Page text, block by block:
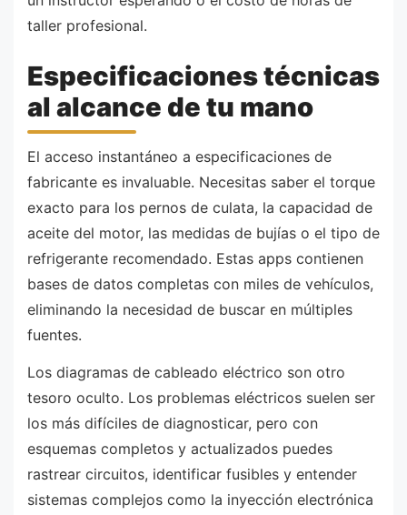
taller profesional.
Especificaciones técnicas
al alcance de tu mano
El acceso instantáneo a especificaciones de
fabricante es invaluable. Necesitas saber el torque
exacto para los pernos de culata, la capacidad de
aceite del motor, las medidas de bujías o el tipo de
refrigerante recomendado. Estas apps contienen
bases de datos completas con miles de vehículos,
eliminando la necesidad de buscar en múltiples
fuentes.
Los diagramas de cableado eléctrico son otro
tesoro oculto. Los problemas eléctricos suelen ser
los más difíciles de diagnosticar, pero con
esquemas completos y actualizados puedes
rastrear circuitos, identificar fusibles y entender
sistemas complejos como la inyección electrónica